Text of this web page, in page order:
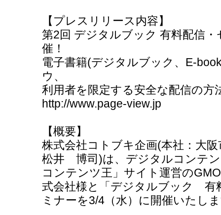
【プレスリリース内容】
第2回 デジタルブック 有料配信
催！
電子書籍(デジタルブック、E-
ウ、
利用者を限定する安全な配信の方
http://www.page-view.jp
【概要】
株式会社コトブキ企画(本社：大
松井 博司)は、デジタルコンテ
コンテンツ王」サイト運営の
式会社様と「デジタルブック 有
ミナーを3/4（水）に開催いたし